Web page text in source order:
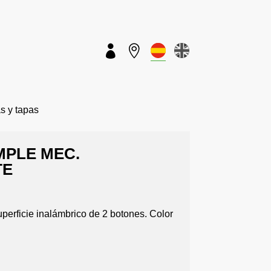
 
y tapas
MEC.
inalámbrico de 2 botones. Color